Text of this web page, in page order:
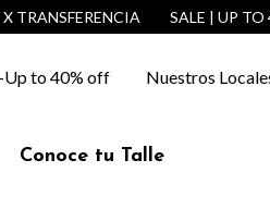
SALE | UP TO
Up to 40% off Nuestros
Conoce tu Talle